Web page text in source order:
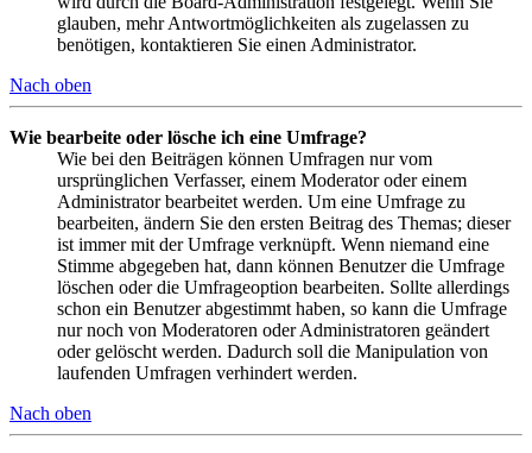
glauben, mehr Antwortmöglichkeiten als zugelassen zu
benötigen, kontaktieren Sie einen Administrator.
Nach oben
Wie bearbeite oder lösche ich eine Umfrage?
Wie bei den Beiträgen können Umfragen nur vom
ursprünglichen Verfasser, einem Moderator oder einem
Administrator bearbeitet werden. Um eine Umfrage zu
bearbeiten, ändern Sie den ersten Beitrag des Themas; dieser
ist immer mit der Umfrage verknüpft. Wenn niemand eine
Stimme abgegeben hat, dann können Benutzer die Umfrage
löschen oder die Umfrageoption bearbeiten. Sollte allerdings
schon ein Benutzer abgestimmt haben, so kann die Umfrage
nur noch von Moderatoren oder Administratoren geändert
oder gelöscht werden. Dadurch soll die Manipulation von
laufenden Umfragen verhindert werden.
Nach oben